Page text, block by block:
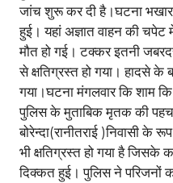
जांच शुरू कर दी है।घटना
हुई। यहां अज्ञात वाहन की
मौत हो गई। टक्कर इतनी
से क्षतिग्रस्त हो गया। हादसे के
गया।घटना मंगलवार कि शाम कि
पुलिस के मुताबिक मृतक की
बोरेन्दा(रानीतराई )निवासी के
भी क्षतिग्रस्त हो गया है
दिक्कत हुई। पुलिस ने परिजनों